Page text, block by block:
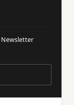
Newsletter